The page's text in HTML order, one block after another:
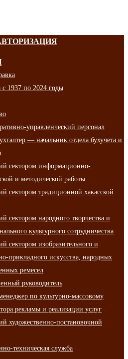
с 1937 по 2024 годы
управленческий персонал
— начальник отдела бухучета и
сектором информационно-
и методической работы
сектором традиционной хакасской
сектором народного творчества и
культурного сотрудничества
сектором изобразительного и
прикладного искусства, народных
ремесел
руководитель
по культурно-массовому
рекламы и реализации услуг
художественно-постановочной
техническая служба